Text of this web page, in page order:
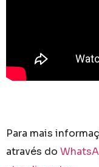
Para mais
através do